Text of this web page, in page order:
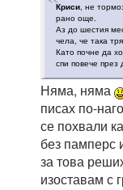
Криси, не
рано още.
Аз до шестия
чела, че така
Като почне да
спи повече през
Няма, няма
писах по-
се похвали
без памперс
за това
изоставам с